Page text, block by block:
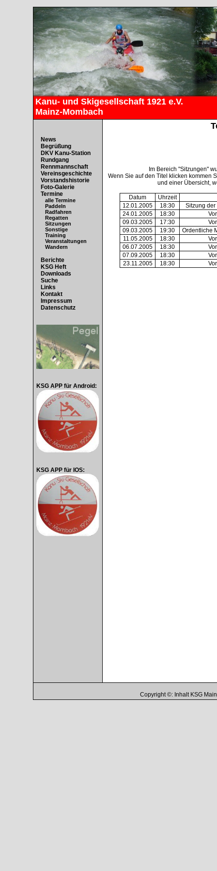
Kanu- und Skigesellschaft 1921 e.V.
Mainz-Mombach
News
Begrüßung
DKV Kanu-Station
Rundgang
Rennmannschaft
Vereinsgeschichte
Vorstandshistorie
Foto-Galerie
Termine
alle Termine
Paddeln
Radfahren
Regatten
Sitzungen
Sonstige
Training
Veranstaltungen
Wandern
Berichte
KSG Heft
Downloads
Suche
Links
Kontakt
Impressum
Datenschutz
KSG APP für Android:
KSG APP für IOS:
Im Bereich "Sitzungen"
Wenn Sie auf den Titel klicken kommen
und einer Übersicht,
Datum
Uhrzeit
12.01.2005
18:30
Sitzung
24.01.2005
18:30
09.03.2005
17:30
09.03.2005
19:30
Ordentliche
11.05.2005
18:30
06.07.2005
18:30
07.09.2005
18:30
23.11.2005
18:30
Copyright ©: Inhalt KSG